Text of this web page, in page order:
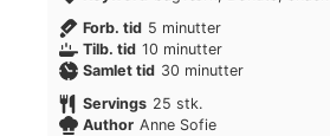
Forb. tid 5 m
i
n
t
minutter
Tilb. tid 10 m
u
minutter
Samlet tid 30 m
n
minutter
Servings 25 stk.
Author Anne Sofie